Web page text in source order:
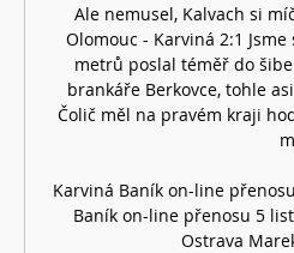
Ale nemusel, Kalvach si
Olomouc - Karviná 2:1
metrů poslal téměř do
brankáře Berkovce, tohle
Čolič měl na pravém kraji
Karviná Baník on-line
Baník on-line přenosu 5
Ostrava